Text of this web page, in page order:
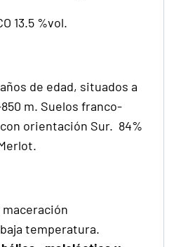
13.5 %vol.
de edad, situados a
m. Suelos franco-
orientación Sur. 84%
maceración
temperatura.